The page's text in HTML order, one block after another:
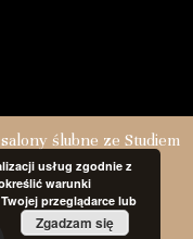
ślubne ze Studiem
usług zgodnie z
warunki
przeglądarce lub
Zgadzam się